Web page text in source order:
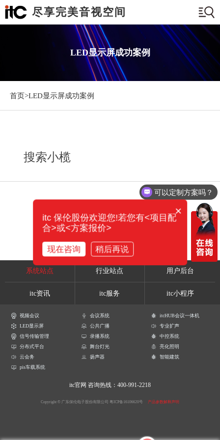
尽享完美音视空间
LED显示屏成功案例
首页>LED显示屏成功案例
搜索小榄
系统站点 行业站点 用户后台
itc资讯 itc服务 itc小程序
视频会议 会议系统
itcHUB会议一体机
LED显示屏
公共广播
专业扩声
信号传输管理
录播系统
中控系统
分布式平台
舞台灯光
亮化照明
云会务
扬声器
智能建筑
pis车载系统
itc官网 咨询热线：400-991-2218
Copyright © 广东保伦电子股份有限公司 粤ICP备16106620号 产品参数解释声明
可以定制方案吗？
×
itc 保伦股份欢迎您!若您有<项目配
合>或<方案报价>
现在咨询 稍后再说